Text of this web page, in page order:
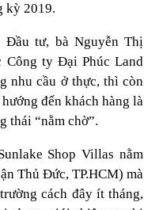
kỳ 2019.
Đầu tư, bà Nguyễn Thị
Công ty Đại Phúc Land
nhu cầu ở thực, thì còn
đến khách hàng là
thái “nằm chờ”.
Shop Villas nằm
Thủ Đức, TP.HCM) mà
cách đây ít tháng,